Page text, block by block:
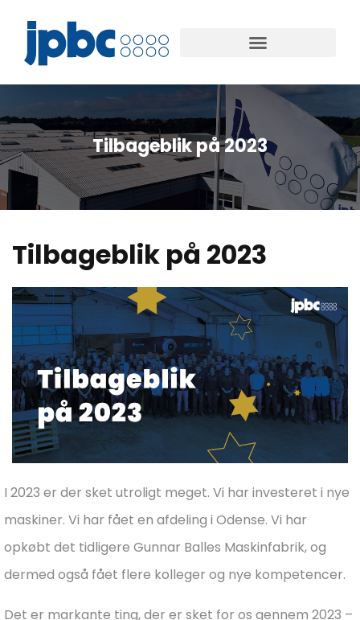
Tilbageblik på 2023
Tilbageblik på 2023
I 2023 er der sket utroligt meget. Vi har investeret i nye
maskiner. Vi har fået en afdeling i Odense. Vi har
opkøbt det tidligere Gunnar Balles Maskinfabrik, og
dermed også fået flere kolleger og nye kompetencer.
Det er markante ting, der er sket for os gennem 2023 –